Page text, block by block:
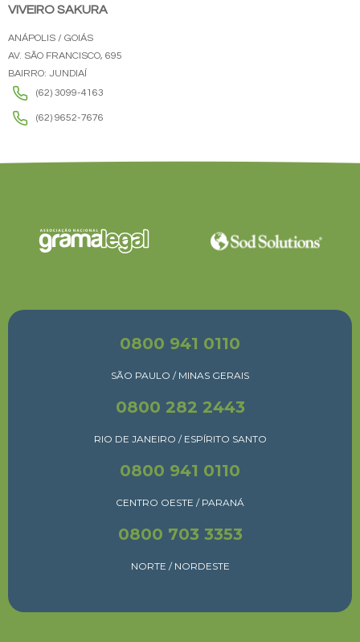
VIVEIRO SAKURA
ANÁPOLIS / GOIÁS
AV. SÃO FRANCISCO, 695
BAIRRO: JUNDIAÍ
(62) 3099-4163
(62) 9652-7676
0800 941 0110
SÃO PAULO / MINAS GERAIS
0800 282 2443
RIO DE JANEIRO / ESPÍRITO SANTO
0800 941 0110
CENTRO OESTE / PARANÁ
0800 703 3353
NORTE / NORDESTE